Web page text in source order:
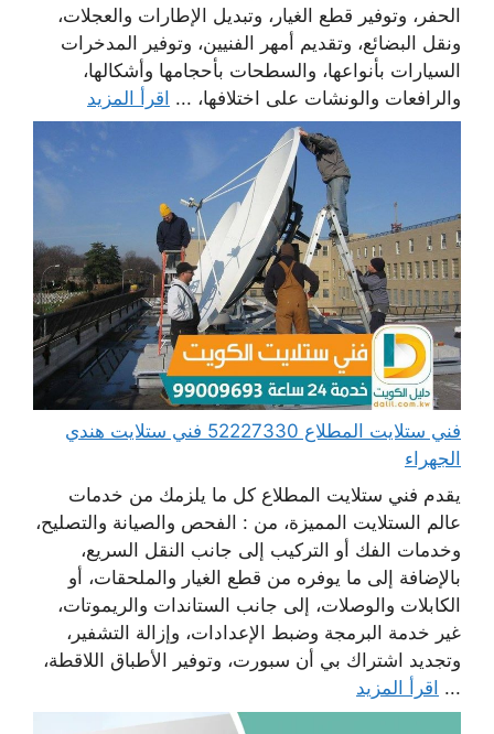
الحفر، وتوفير قطع الغيار، وتبديل الإطارات والعجلات،
ونقل البضائع، وتقديم أمهر الفنيين، وتوفير المدخرات
السيارات بأنواعها، والسطحات بأحجامها وأشكالها،
والرافعات والونشات على اختلافها، ... اقرأ المزيد
فني ستلايت المطلاع 52227330 فني ستلايت هندي
الجهراء
يقدم فني ستلايت المطلاع كل ما يلزمك من خدمات
عالم الستلايت المميزة، من : الفحص والصيانة والتصليح،
وخدمات الفك أو التركيب إلى جانب النقل السريع،
بالإضافة إلى ما يوفره من قطع الغيار والملحقات، أو
الكابلات والوصلات، إلى جانب الستاندات والريموتات،
غير خدمة البرمجة وضبط الإعدادات، وإزالة التشفير،
وتجديد اشتراك بي أن سبورت، وتوفير الأطباق اللاقطة،
... اقرأ المزيد